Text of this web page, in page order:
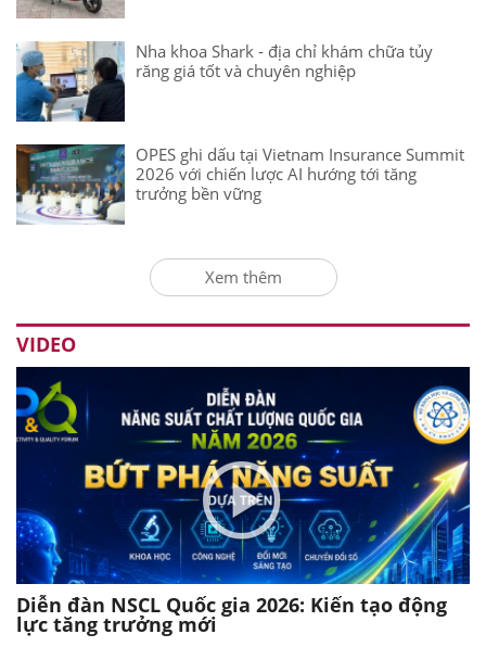
Nha khoa Shark - địa chỉ khám chữa tủy
răng giá tốt và chuyên nghiệp
OPES ghi dấu tại Vietnam Insurance Summit
2026 với chiến lược AI hướng tới tăng
trưởng bền vững
Xem thêm
VIDEO
Diễn đàn NSCL Quốc gia 2026: Kiến tạo động
lực tăng trưởng mới